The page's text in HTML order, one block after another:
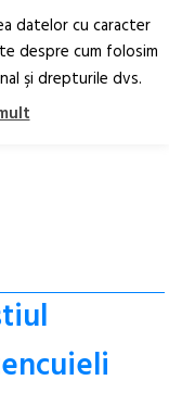
RO EN
datelor cu caracter
despre cum folosim
şi drepturile dvs.